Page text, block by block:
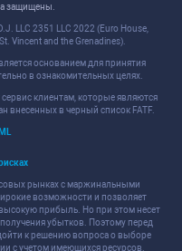
защищены.
LLC 2351 LLC 2022 (Euro House,
Vincent and the Grenadines).
основанием для принятия
в ознакомительных целях.
клиентам, которые являются
внесенных в черный список FATF.
рынках с маржинальными
возможности и позволяет
прибыль. Но при этом несет
убытков. Поэтому перед
к решению вопроса о выборе
с учетом имеющихся ресурсов.